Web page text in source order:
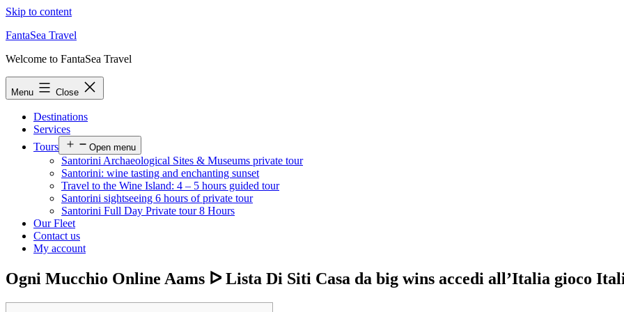
Skip to content
FantaSea Travel
Welcome to FantaSea Travel
Menu Close
Destinations
Services
Tours
Open menu
Santorini Archaeological Sites & Museums private tour
Santorini: wine tasting and enchanting sunset
Travel to the Wine Island: 4 – 5 hours guided tour
Santorini sightseeing 6 hours of private tour
Santorini Full Day Private tour 8 Hours
Our Fleet
Contact us
My account
Ogni Mucchio Online Aams ᐅ Lista Di Siti Casa da big wins accedi all’Italia gioco